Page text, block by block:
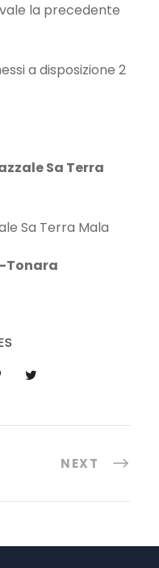
la precedente
a disposizione 2
Sa Terra
Sa Terra Mala
Tonara
NEXT